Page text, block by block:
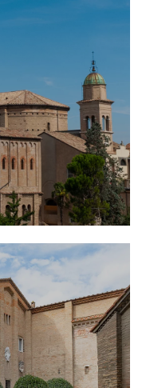
e vasto
il Museo
dall'antica
benedettino, nel
il Museo
artistiche e